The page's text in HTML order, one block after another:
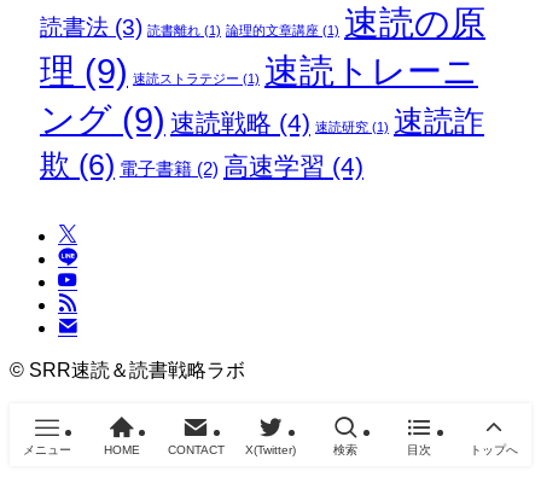
読書法(3) 読書離れ(1) 論理的文章講座(1) 速読の原
理 (9) 速読ストラテジー (1) 速読トレーニ
ング(9) 速読戦略 (4) 速読研究(1) 速読詐
欺 (6) 電子書籍(2) 高速学習 (4)
© SRR速読＆読書戦略ラボ
メニュー HOME CONTACT X(Twitter) 検索 目次 トップへ